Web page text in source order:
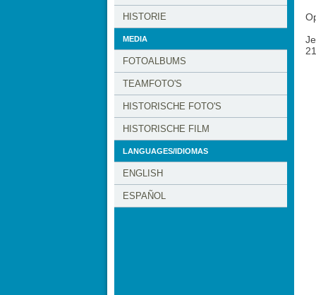
HISTORIE
MEDIA
FOTOALBUMS
TEAMFOTO'S
HISTORISCHE FOTO'S
HISTORISCHE FILM
LANGUAGES/IDIOMAS
ENGLISH
ESPAÑOL